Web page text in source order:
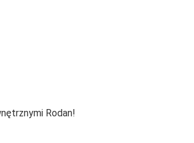
Rodan!